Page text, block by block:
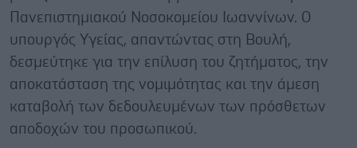
Πανεπιστημιακού Νοσοκομείου Ιωαννίνων. Ο
υπουργός Υγείας, απαντώντας στη Βουλή,
δεσμεύτηκε για την επίλυση του ζητήματος, την
αποκατάσταση της νομιμότητας και την άμεση
καταβολή των δεδουλευμένων των πρόσθετων
αποδοχών του προσωπικού.